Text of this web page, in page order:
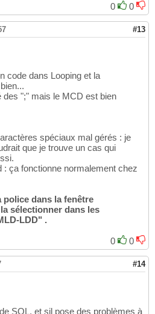
0 0
#13
code dans Looping et la
des ";" mais le MCD est bien
spéciaux mal gérés : je
que je trouve un cas qui
: ça fonctionne normalement chez
dans la fenêtre
sélectionner dans les
LDD" .
0 0
#14
SQL, et sil pose des problèmes à